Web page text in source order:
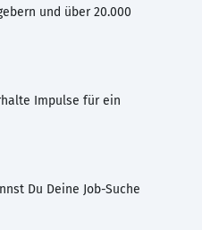
und über 20.000
Impulse für ein
Du Deine Job-Suche